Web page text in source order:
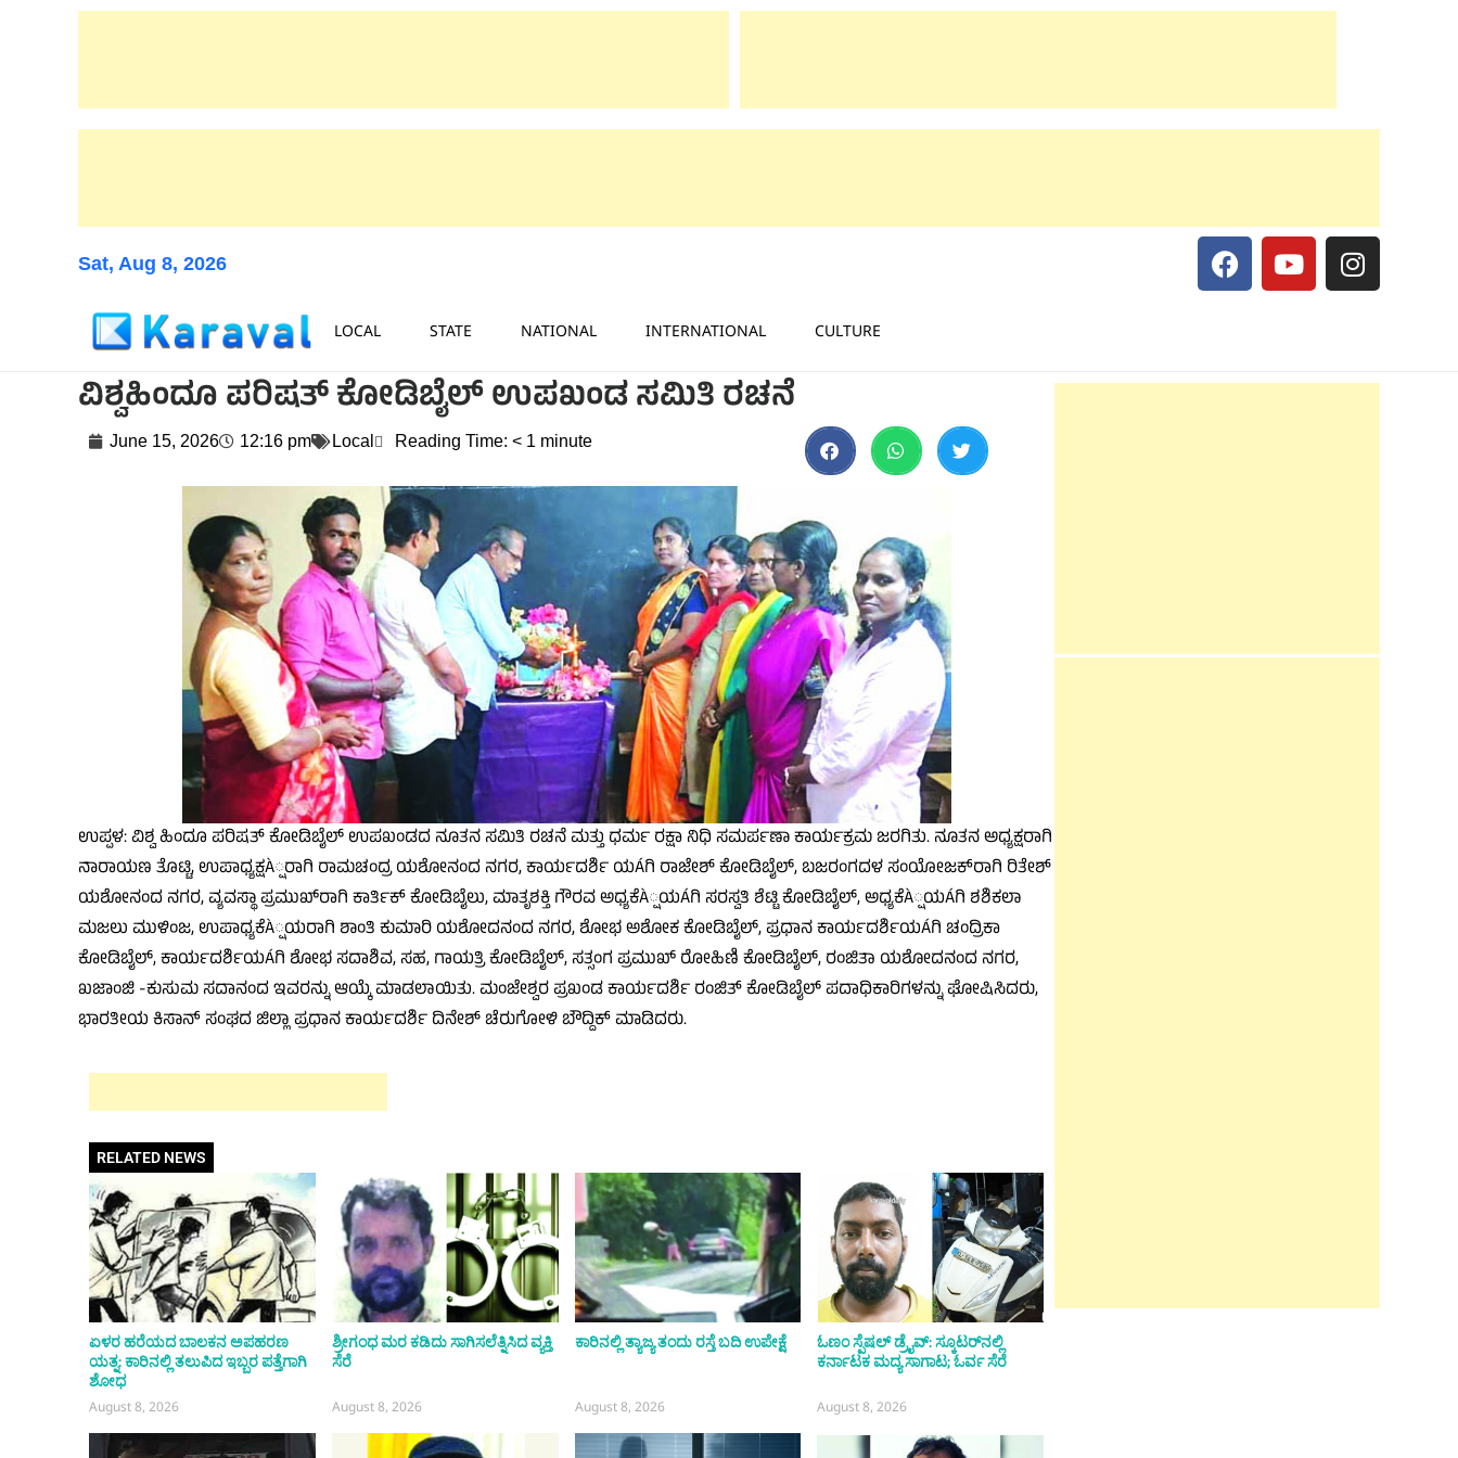
Sat, Aug 8, 2026
LOCAL STATE NATIONAL INTERNATIONAL CULTURE
ವಿಶ್ವಹಿಂದೂ ಪರಿಷತ್ ಕೋಡಿಬೈಲ್ ಉಪಖಂಡ ಸಮಿತಿ ರಚನೆ
June 15, 2026 12:16 pm Local Reading Time: < 1 minute
ಉಪ್ಪಳ: ವಿಶ್ವ ಹಿಂದೂ ಪರಿಷತ್ ಕೋಡಿಬೈಲ್ ಉಪಖಂಡದ ನೂತನ ಸಮಿತಿ ರಚನೆ ಮತ್ತು ಧರ್ಮ ರಕ್ಷಾ ನಿಧಿ ಸಮರ್ಪಣಾ ಕಾರ್ಯಕ್ರಮ ಜರಗಿತು. ನೂತನ ಅಧ್ಯಕ್ಷರಾಗಿ
ನಾರಾಯಣ ತೊಟ್ಟಿ, ಉಪಾಧ್ಯಕ್ಷÀ್ಷರಾಗಿ ರಾಮಚಂದ್ರ ಯಶೋನಂದ ನಗರ, ಕಾರ್ಯದರ್ಶಿ ಯÁಗಿ ರಾಜೇಶ್ ಕೋಡಿಬೈಲ್, ಬಜರಂಗದಳ ಸಂಯೋಜಕ್‌ರಾಗಿ ರಿತೇಶ್
ಯಶೋನಂದ ನಗರ, ವ್ಯವಸ್ಥಾ ಪ್ರಮುಖ್‌ರಾಗಿ ಕಾರ್ತಿಕ್ ಕೋಡಿಬೈಲು, ಮಾತೃಶಕ್ತಿ ಗೌರವ ಅಧ್ಯಕೆÀ್ಷಯÁಗಿ ಸರಸ್ವತಿ ಶೆಟ್ಟಿ ಕೋಡಿಬೈಲ್, ಅಧ್ಯಕೆÀ್ಷಯÁಗಿ ಶಶಿಕಲಾ
ಮಜಲು ಮುಳಿಂಜ, ಉಪಾಧ್ಯಕೆÀ್ಷಯರಾಗಿ ಶಾಂತಿ ಕುಮಾರಿ ಯಶೋದನಂದ ನಗರ, ಶೋಭ ಅಶೋಕ ಕೋಡಿಬೈಲ್, ಪ್ರಧಾನ ಕಾರ್ಯದರ್ಶಿಯÁಗಿ ಚಂದ್ರಿಕಾ
ಕೋಡಿಬೈಲ್, ಕಾರ್ಯದರ್ಶಿಯÁಗಿ ಶೋಭ ಸದಾಶಿವ, ಸಹ, ಗಾಯತ್ರಿ ಕೋಡಿಬೈಲ್, ಸತ್ಸಂಗ ಪ್ರಮುಖ್ ರೋಹಿಣಿ ಕೋಡಿಬೈಲ್, ರಂಜಿತಾ ಯಶೋದನಂದ ನಗರ,
ಖಜಾಂಜಿ -ಕುಸುಮ ಸದಾನಂದ ಇವರನ್ನು ಆಯ್ಕೆ ಮಾಡಲಾಯಿತು. ಮಂಜೇಶ್ವರ ಪ್ರಖಂಡ ಕಾರ್ಯದರ್ಶಿ ರಂಜಿತ್ ಕೋಡಿಬೈಲ್ ಪದಾಧಿಕಾರಿಗಳನ್ನು ಘೋಷಿಸಿದರು,
ಭಾರತೀಯ ಕಿಸಾನ್ ಸಂಘದ ಜಿಲ್ಲಾ ಪ್ರಧಾನ ಕಾರ್ಯದರ್ಶಿ ದಿನೇಶ್ ಚೆರುಗೋಳಿ ಬೌದ್ದಿಕ್ ಮಾಡಿದರು.
RELATED NEWS
ಏಳರ ಹರೆಯದ ಬಾಲಕನ ಅಪಹರಣ
ಯತ್ನ: ಕಾರಿನಲ್ಲಿ ತಲುಪಿದ ಇಬ್ಬರ ಪತ್ತೆಗಾಗಿ
ಶೋಧ
August 8, 2026
ಶ್ರೀಗಂಧ ಮರ ಕಡಿದು ಸಾಗಿಸಲೆತ್ನಿಸಿದ ವ್ಯಕ್ತಿ
ಸೆರೆ
August 8, 2026
ಕಾರಿನಲ್ಲಿ ತ್ಯಾಜ್ಯ ತಂದು ರಸ್ತೆ ಬದಿ ಉಪೇಕ್ಷೆ
August 8, 2026
ಓಣಂ ಸ್ಪೆಷಲ್ ಡ್ರೈವ್: ಸ್ಕೂಟರ್‌ನಲ್ಲಿ
ಕರ್ನಾಟಕ ಮದ್ಯ ಸಾಗಾಟ; ಓರ್ವ ಸೆರೆ
August 8, 2026